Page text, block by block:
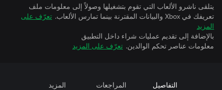
يتلقى ناشرو الألعاب التي تقوم بتشغيلها وصولاً إلى معلومات ملف
تعريفك في Xbox والبيانات المقترنة بينما تمارس الألعاب.
تعرّف على
المزيد
بالإضافة إلى تقديم عمليات شراء داخل التطبيق
معلومات عناصر تحكم الوالدين. تعرّف على المزيد
التفاصيل المراجعات المزيد